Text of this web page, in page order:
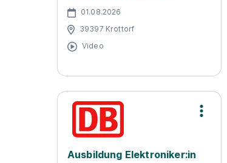
01.08.2026
39397 Krottorf
Video
Ausbildung Elektroniker:in